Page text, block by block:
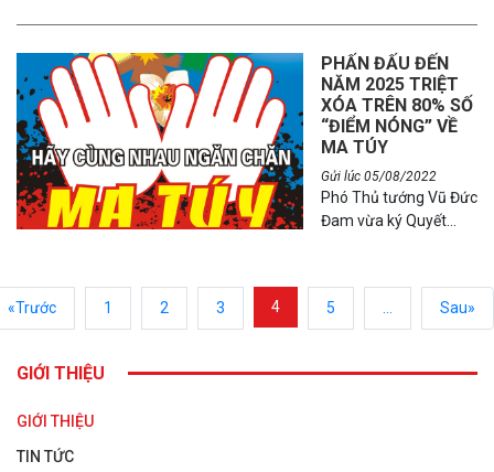
đoàn họ phải làm gì?"
PHẤN ĐẤU ĐẾN
NĂM 2025 TRIỆT
XÓA TRÊN 80% SỐ
“ĐIỂM NÓNG” VỀ
MA TÚY
Gửi lúc 05/08/2022
Phó Thủ tướng Vũ Đức
Đam vừa ký Quyết
trình phòng, chống ma
túy giai đoạn 2021-
«Trước 1 2 3 4 5 Sau»
GIỚI THIỆU
GIỚI THIỆU
TIN TỨC